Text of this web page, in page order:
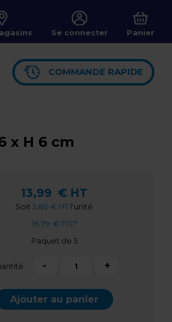
Se connecter Panier
COMMANDE RAPIDE
x H 6 cm
13,99 € HT
Soit 2,80 € HT l'unité
16,79 € TTC*
Paquet de 5
- +
Ajouter au panier